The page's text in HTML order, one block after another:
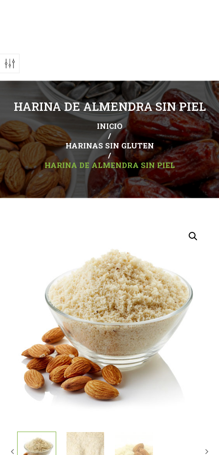
HARINA DE ALMENDRA SIN PIEL
INICIO
/
HARINAS SIN GLUTEN
/
HARINA DE ALMENDRA SIN PIEL